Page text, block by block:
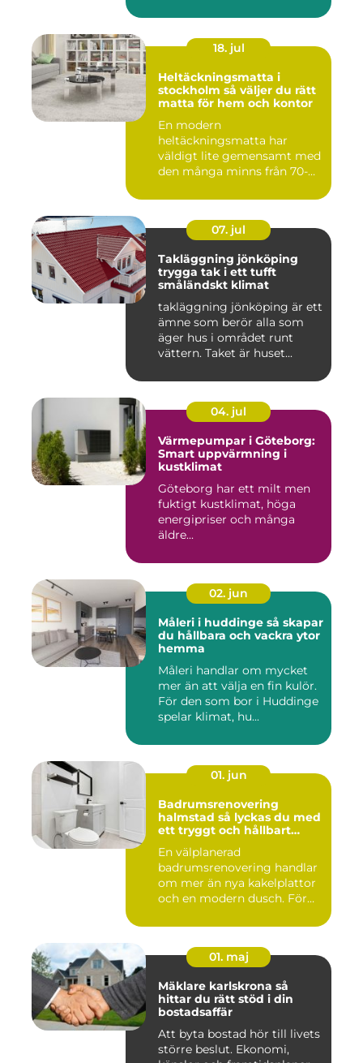
18. jul
Heltäckningsmatta i
stockholm så väljer du rätt
matta för hem och kontor
En modern
heltäckningsmatta har
väldigt lite gemensamt med
den många minns från 70-
07. jul
Takläggning jönköping
trygga tak i ett tufft
småländskt klimat
takläggning jönköping är ett
ämne som berör alla som
äger hus i området runt
vättern. Taket är huset...
04. jul
Värmepumpar i Göteborg:
Smart uppvärmning i
kustklimat
Göteborg har ett milt men
fuktigt kustklimat, höga
energipriser och många
äldre...
02. jun
Måleri i huddinge så skapar
du hållbara och vackra ytor
hemma
Måleri handlar om mycket
mer än att välja en fin kulör.
För den som bor i Huddinge
spelar klimat, hu...
01. jun
Badrumsrenovering
halmstad så lyckas du med
ett tryggt och hållbart
En välplanerad
badrumsrenovering handlar
om mer än nya kakelplattor
och en modern dusch. För
01. maj
Mäklare karlskrona så
hittar du rätt stöd i din
bostadsaffär
Att byta bostad hör till livets
större beslut. Ekonomi,